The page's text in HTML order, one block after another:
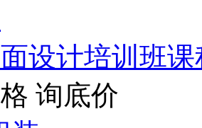
面设计培训班
询底价